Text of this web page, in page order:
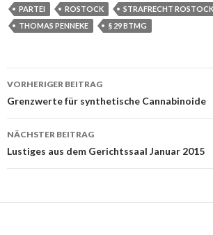
PARTEI ROSTOCK
STRAFRECHT ROSTOCK
THOMAS PENNEKE
§ 29 BTMG
Beitrags-
Navigation
VORHERIGER BEITRAG
Grenzwerte für synthetische Cannabinoide
NÄCHSTER BEITRAG
Lustiges aus dem Gerichtssaal Januar 2015